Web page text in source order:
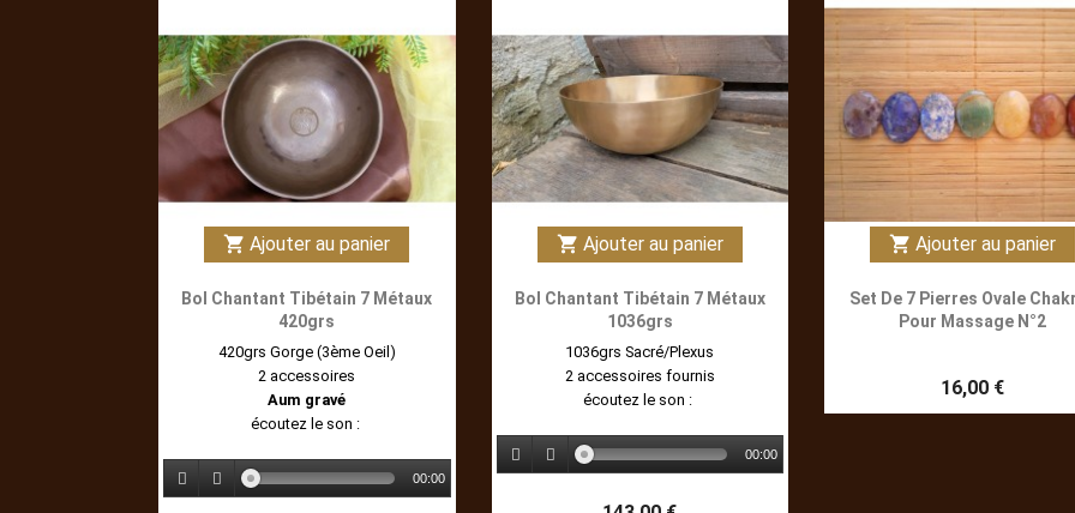
shopping_cart Ajouter au panier
Bol Chantant Tibétain 7 Métaux
420grs
420grs Gorge (3ème Oeil)
2 accessoires
Aum gravé
écoutez le son :
00:00
shopping_cart Ajouter au panier
Bol Chantant Tibétain 7 Métaux
1036grs
1036grs Sacré/Plexus
2 accessoires fournis
écoutez le son :
00:00
shopping_cart Ajouter au panier
Set De 7 Pierres Ovale
Pour Massage N°2
16,00 €